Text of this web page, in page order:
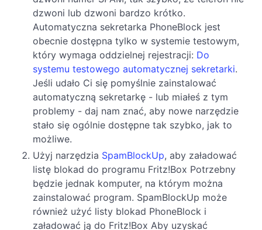
dzwoni lub dzwoni bardzo krótko.
Automatyczna sekretarka PhoneBlock jest
obecnie dostępna tylko w systemie testowym,
który wymaga oddzielnej rejestracji: Do
systemu testowego automatycznej sekretarki.
Jeśli udało Ci się pomyślnie zainstalować
automatyczną sekretarkę - lub miałeś z tym
problemy - daj nam znać, aby nowe narzędzie
stało się ogólnie dostępne tak szybko, jak to
możliwe.
Użyj narzędzia SpamBlockUp, aby załadować
listę blokad do programu Fritz!Box Potrzebny
będzie jednak komputer, na którym można
zainstalować program. SpamBlockUp może
również użyć listy blokad PhoneBlock i
załadować ją do Fritz!Box Aby uzyskać